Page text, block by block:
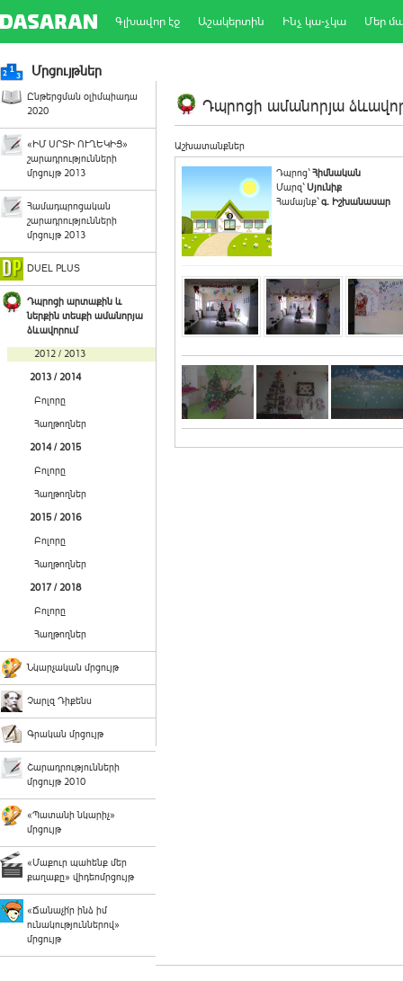
Գլխավոր էջ Աշակերտին Ինչ կա-չկա Մեր
Մրցույթներ
Ընթերցման օլիմպիադա
2020
«ԻՄ ՍՐՏԻ ՈՒՂԵԿԻՑ»
շարադրությունների
մրցույթ 2013
Համադպրոցական
շարադրությունների
մրցույթ 2013
DUEL PLUS
Դպրոցի արտաքին և
ներքին տեսքի ամանորյա
ձևավորում
2012 / 2013
2013 / 2014
Բոլորը
Հաղթողներ
2014 / 2015
Բոլորը
Հաղթողներ
2015 / 2016
Բոլորը
Հաղթողներ
2017 / 2018
Բոլորը
Հաղթողներ
Նկարչական մրցույթ
Չարլզ Դիքենս
Գրական մրցույթ
Շարադրությունների
մրցույթ 2010
«Պատանի նկարիչ»
մրցույթ
«Մաքուր պահենք մեր
քաղաքը» վիդեոմրցույթ
«Ճանաչի՛ր ինձ իմ
ունակություններով»
մրցույթ
Դպրոցի ամանորյա
Աշխատանքներ
Դպրոց`Հիմնական
Մարզ`Սյունիք
Համայնք`գ. Իշխանասար